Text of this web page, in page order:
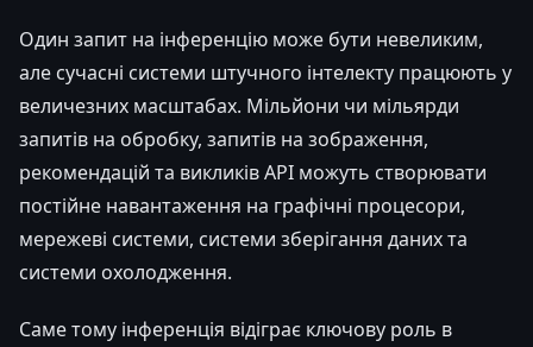
Один запит на інференцію може бути невеликим,
але сучасні системи штучного інтелекту працюють у
величезних масштабах. Мільйони чи мільярди
запитів на обробку, запитів на зображення,
рекомендацій та викликів API можуть створювати
постійне навантаження на графічні процесори,
мережеві системи, системи зберігання даних та
системи охолодження.
Саме тому інференція відіграє ключову роль в